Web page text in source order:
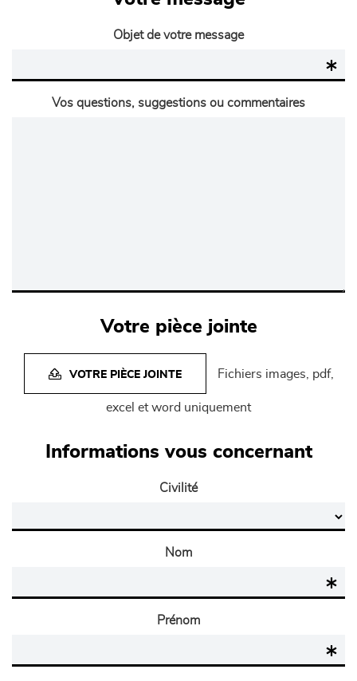
Objet de votre message
Vos questions, suggestions ou commentaires
Votre pièce jointe
VOTRE PIÈCE JOINTE Fichiers images, pdf,
excel et word uniquement
Informations vous concernant
Civilité
Nom
Prénom